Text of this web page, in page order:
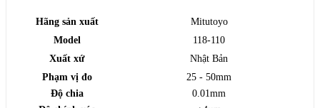
Hãng sản xuất
Mitutoyo
Model
118-110
Xuất xứ
Nhật Bản
Phạm vị đo
25 - 50mm
Độ chia
0.01mm